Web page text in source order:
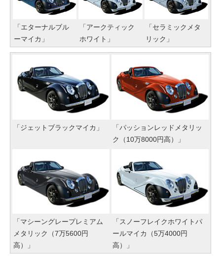
「エターナルブル
ーマイカ」
「アークティック
ホワイト」
「セラミックメタ
リック」
「ジェットブラックマイカ」
「パッションレッドメタリッ
ク（10万8000円高）」
「マシーングレープレミアム
メタリック（7万5600円
高）」
「スノーフレイクホワイトパ
ールマイカ（5万4000円
高）」